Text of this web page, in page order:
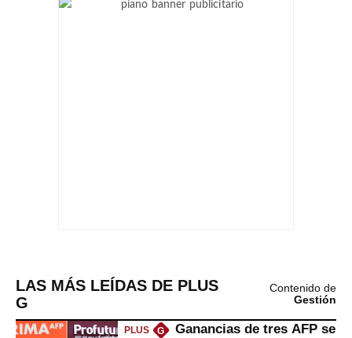
LAS MÁS LEÍDAS DE PLUS
G
Contenido de
Gestión
PLUS G
Ganancias de tres AFP se